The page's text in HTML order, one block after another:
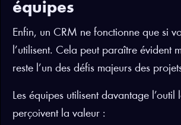
équipes
Enfin, un CRM ne fonctionne que si
l’utilisent. Cela peut paraître évident
reste l’un des défis majeurs des
Les équipes utilisent davantage l’outil
perçoivent la valeur :